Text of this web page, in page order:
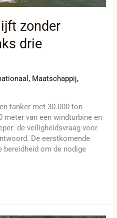
zonder
drie
, Maatschappij,
tanker met 30.000 ton
meter van een windturbine en
de veiligheidsvraag voor
De eerstkomende
bereidheid om de nodige